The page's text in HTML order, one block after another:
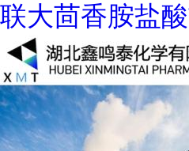
联大茴香胺盐